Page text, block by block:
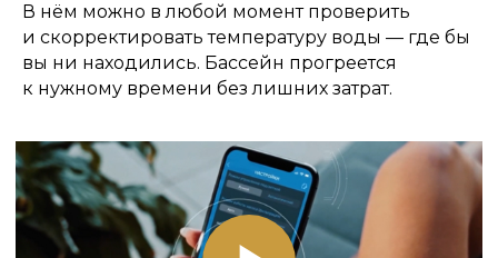
В нём можно в любой момент проверить
и скорректировать температуру воды — где бы
вы ни находились. Бассейн прогреется
к нужному времени без лишних затрат.